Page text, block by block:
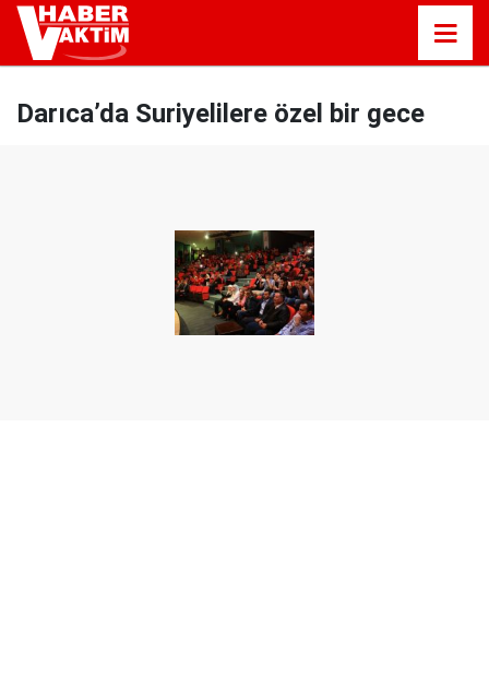
Darıca’da Suriyelilere özel bir gece